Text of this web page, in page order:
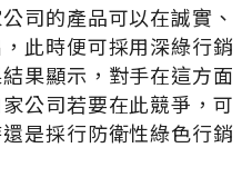
司的產品可以在誠實、
此時便可採用深綠行銷
果顯示，對手在這方面
公司若要在此競爭，可
是採行防衛性綠色行銷